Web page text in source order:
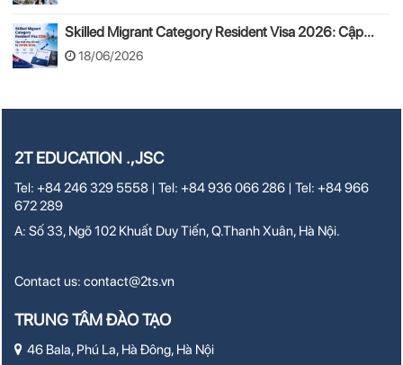
Skilled Migrant Category Resident Visa 2026: Cập
nhật thay đổi mới từ 24/08/2026
18/06/2026
2T EDUCATION .,JSC
Tel: +84 246 329 5558 | Tel: +84 936 066 286 | Tel: +84 966
672 289
A: Số 33, Ngõ 102 Khuất Duy Tiến, Q.Thanh Xuân, Hà Nội.
Contact us:contact@2ts.vn
TRUNG TÂM ĐÀO TẠO
46 Bala, Phú La, Hà Đông, Hà Nội